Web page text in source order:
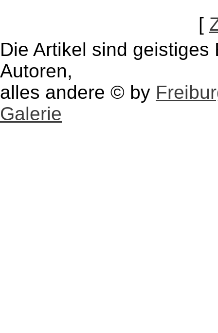
[
Die Artikel sind
Autoren,
alles andere © by
Galerie